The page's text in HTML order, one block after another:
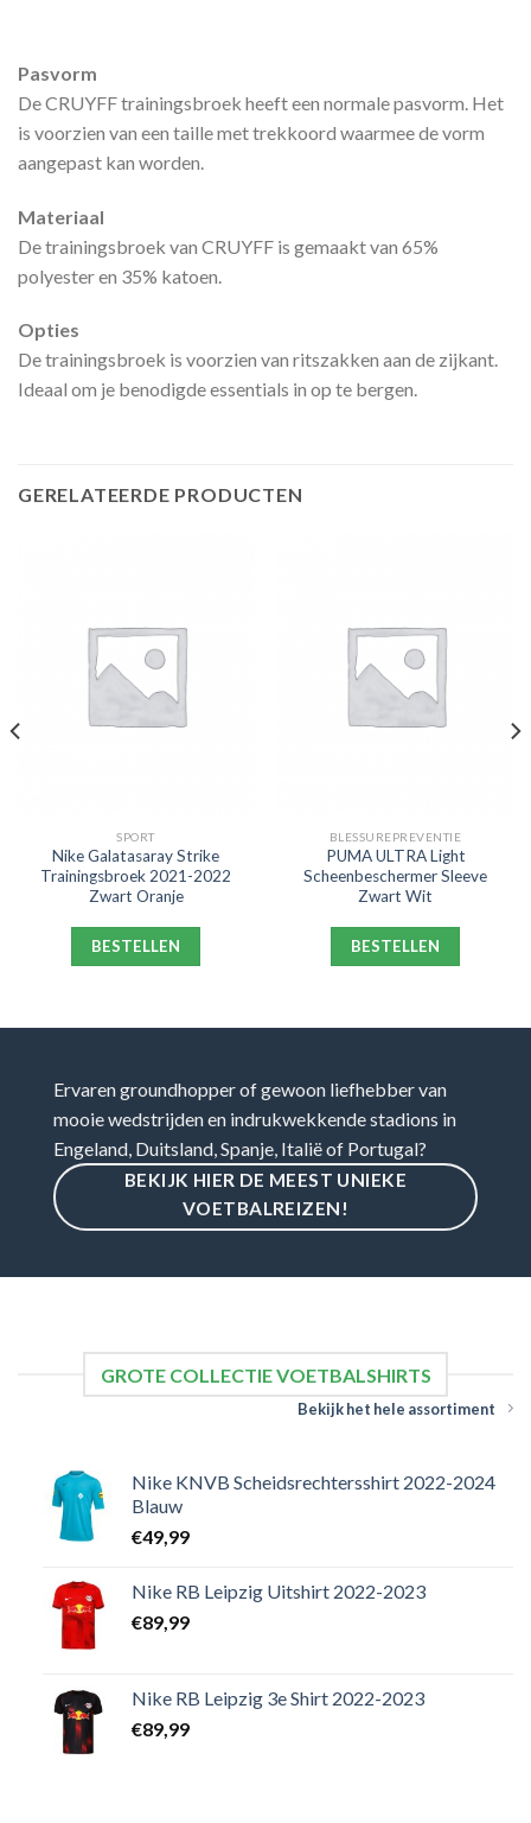
Pasvorm
De CRUYFF trainingsbroek heeft een normale pasvorm. Het
is voorzien van een taille met trekkoord waarmee de vorm
aangepast kan worden.
Materiaal
De trainingsbroek van CRUYFF is gemaakt van 65%
polyester en 35% katoen.
Opties
De trainingsbroek is voorzien van ritszakken aan de zijkant.
Ideaal om je benodigde essentials in op te bergen.
GERELATEERDE PRODUCTEN
SPORT
Nike Galatasaray Strike
Trainingsbroek 2021-2022
Zwart Oranje
BESTELLEN
BLESSUREPREVENTIE
PUMA ULTRA Light
Scheenbeschermer Sleeve
Zwart Wit
BESTELLEN
Ervaren groundhopper of gewoon liefhebber van
mooie wedstrijden en indrukwekkende stadions in
Engeland, Duitsland, Spanje, Italië of Portugal?
BEKIJK HIER DE MEEST UNIEKE
VOETBALREIZEN!
GROTE COLLECTIE VOETBALSHIRTS
Bekijk het hele assortiment
Nike KNVB Scheidsrechtersshirt 2022-2024
Blauw
€49,99
Nike RB Leipzig Uitshirt 2022-2023
€89,99
Nike RB Leipzig 3e Shirt 2022-2023
€89,99